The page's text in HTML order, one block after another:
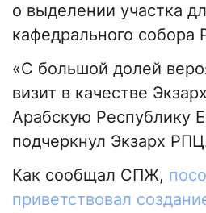
о выделении участка
кафедрального собора
«С большой долей
визит в качестве
Арабскую Республику
подчеркнул Экзарх
Как сообщал СПЖ,
приветствовал